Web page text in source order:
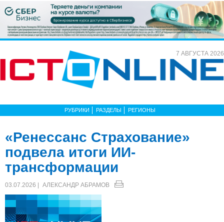
7 АВГУСТА 2026
РУБРИКИ РАЗДЕЛЫ РЕГИОНЫ
«Ренессанс Страхование»
подвела итоги ИИ-
трансформации
03.07.2026 | АЛЕКСАНДР АБРАМОВ